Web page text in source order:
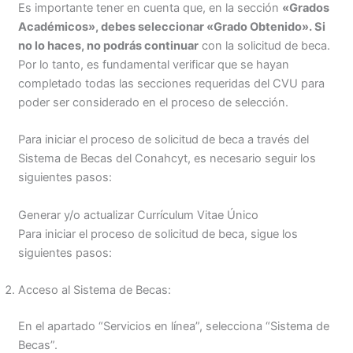
Es importante tener en cuenta que, en la sección «Grados
Académicos», debes seleccionar «Grado Obtenido». Si
no lo haces, no podrás continuarcon la solicitud de beca.
Por lo tanto, es fundamental verificar que se hayan
completado todas las secciones requeridas del CVU para
poder ser considerado en el proceso de selección.
Para iniciar el proceso de solicitud de beca a través del
Sistema de Becas del Conahcyt, es necesario seguir los
siguientes pasos:
Generar y/o actualizar Currículum Vitae Único
Para iniciar el proceso de solicitud de beca, sigue los
siguientes pasos:
Acceso al Sistema de Becas:
En el apartado “Servicios en línea”, selecciona “Sistema de
Becas”.